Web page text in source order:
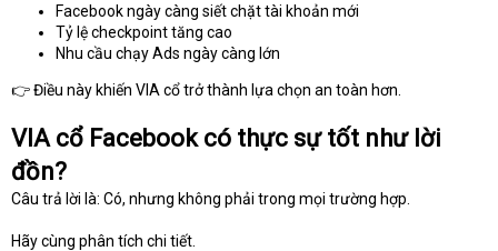
Facebook ngày càng siết chặt tài khoản mới
Tỷ lệ checkpoint tăng cao
Nhu cầu chạy Ads ngày càng lớn
👉 Điều này khiến VIA cổ trở thành lựa chọn an toàn hơn.
VIA cổ Facebook có thực sự tốt như lời
đồn?
Câu trả lời là: Có, nhưng không phải trong mọi trường hợp.
Hãy cùng phân tích chi tiết.